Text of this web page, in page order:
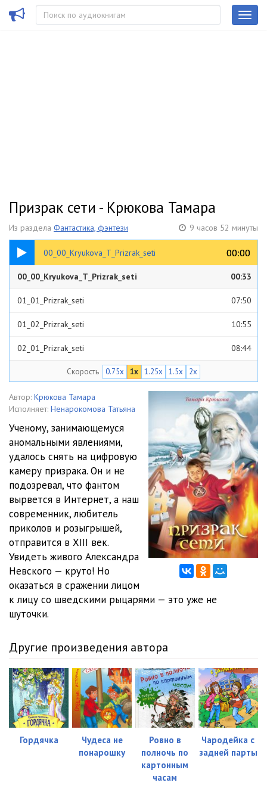
Призрак сети - Крюкова Тамара
Из раздела Фантастика, фэнтези 9 часов 52 минуты
00_00_Kryukova_T_Prizrak_seti 00:00
00:00
00:33
00_00_Kryukova_T_Prizrak_seti 00:33
01_01_Prizrak_seti 07:50
01_02_Prizrak_seti 10:55
02_01_Prizrak_seti 08:44
02_02_Prizrak_seti
03_01_Prizrak_seti 04:30
04:42
03_03_Prizrak_seti 05:32
03_04_Prizrak_seti 09:16
04_01_Prizrak_seti 09:19
04_02_Prizrak_seti 06:29
05_01_Prizrak_seti 08:13
05_02_Prizrak_seti
05_03_Prizrak_seti
06_01_Prizrak_seti
06_03_Prizrak_seti 10:06
07_01_Prizrak_seti 07:34
07_02_Prizrak_seti 08:42
08_01_Prizrak_seti 07:10
08_02_Prizrak_seti 08:36
Скорость 0.75x 1x 1.25x 1.5x 2x
Автор: Крюкова Тамара
Исполняет: Ненарокомова Татьяна
Ученому, занимающемуся
аномальными явлениями,
удалось снять на цифровую
камеру призрака. Он и не
подозревал, что фантом
вырвется в Интернет, а наш
современник, любитель
приколов и розыгрышей,
отправится в XIII век.
Увидеть живого Александра
Невского — круто! Но
оказаться в сражении лицом
к лицу со шведскими рыцарями — это уже не
шуточки.
Другие произведения автора
Гордячка
Чудеса не
понарошку
Ровно в
полночь по
картонным
часам
Чародейка с
задней парты